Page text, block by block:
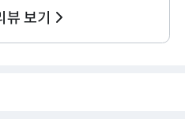
뷰 보기